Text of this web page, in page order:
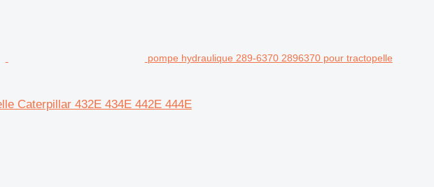
pompe hydraulique 289-6370 2896370 pour tractopelle
Caterpillar 432E 434E 442E 444E